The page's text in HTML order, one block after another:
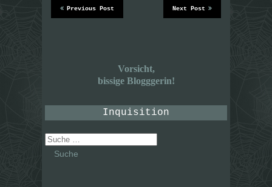
Next Post
Previous Post
Vorsicht,
bissige Blogggerin!
Inquisition
Suche
nach: